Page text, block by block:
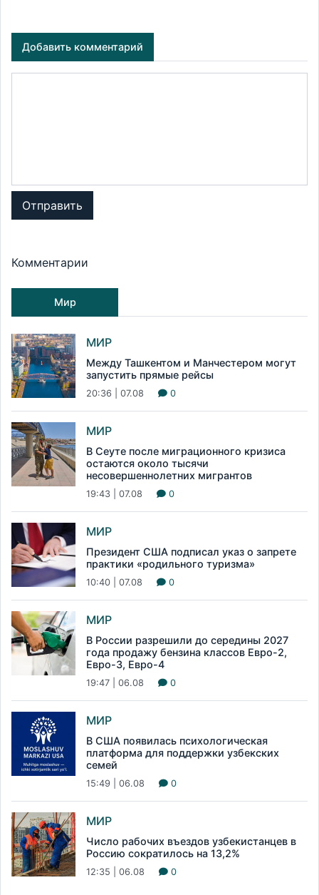
Добавить комментарий
Отправить
Комментарии
Мир
МИР
Между Ташкентом и Манчестером могут
запустить прямые рейсы
20:36 | 07.08 0
МИР
В Сеуте после миграционного кризиса
остаются около тысячи
несовершеннолетних мигрантов
19:43 | 07.08 0
МИР
Президент США подписал указ о запрете
практики «родильного туризма»
10:40 | 07.08 0
МИР
В России разрешили до середины 2027
года продажу бензина классов Евро-2,
Евро-3, Евро-4
19:47 | 06.08 0
МИР
В США появилась психологическая
платформа для поддержки узбекских
семей
15:49 | 06.08 0
МИР
Число рабочих въездов узбекистанцев в
Россию сократилось на 13,2%
12:35 | 06.08 0